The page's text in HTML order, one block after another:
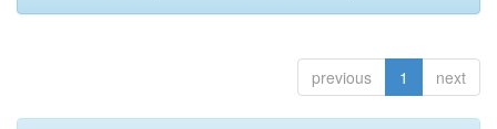
previous 1 next